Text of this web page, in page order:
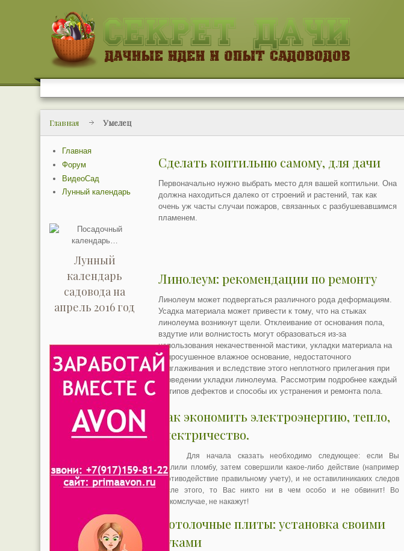
Главная Умелец
Сделать коптильню самому, для дачи
Первоначально нужно выбрать место для вашей коптильни. Она
должна находиться далеко от строений и растений, так как
очень уж часты случаи пожаров, связанных с разбушевавшимся
пламенем.
Линолеум: рекомендации по ремонту
Линолеум может подвергаться различного рода деформациям.
Усадка материала может привести к тому, что на стыках
линолеума возникнут щели. Отклеивание от основания пола,
вздутие или волнистость могут образоваться из-за
использования некачественной мастики, укладки материала на
непросушенное влажное основание, недостаточного
приглаживания и вследствие этого неплотного прилегания при
проведении укладки линолеума. Рассмотрим подробнее каждый
из типов дефектов и способы их устранения и ремонта пола.
Как экономить электроэнергию, тепло,
электричество.
Для начала сказать необходимо следующее: если Вы
удалили пломбу, затем совершили какое-либо действие (например
противодействие правильному учету), и не оставилиникаких следов
после этого, то Вас никто ни в чем особо и не обвинит! Во
всякомслучае, не накажут!
Потолочные плиты: установка своими
руками
Главная
Форум
ВидеоСад
Лунный календарь
Лунный
календарь
садовода на
апрель 2016 год